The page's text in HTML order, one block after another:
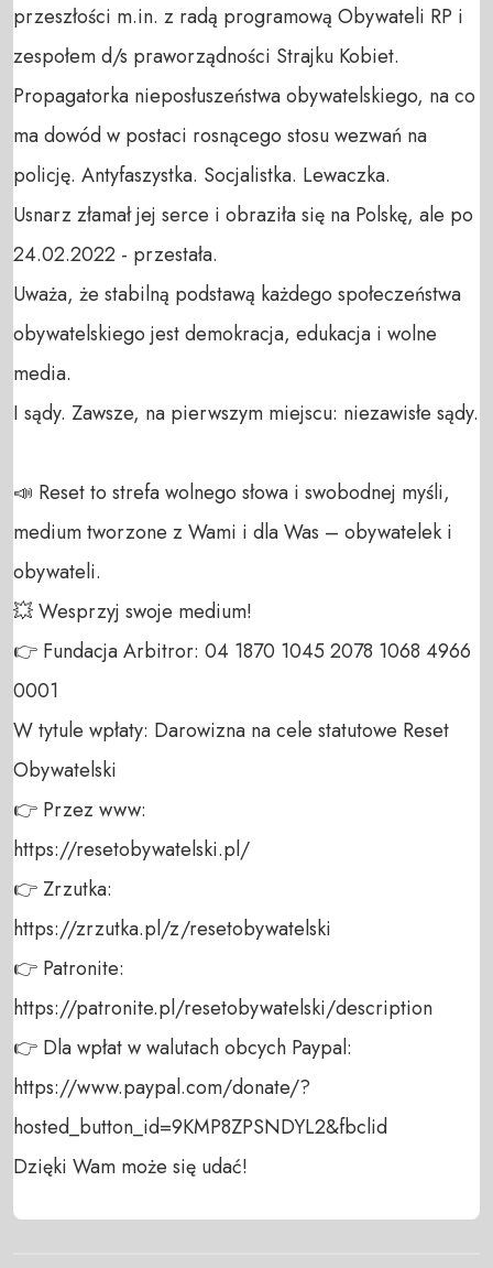
przeszłości m.in. z radą programową Obywateli RP i
zespołem d/s praworządności Strajku Kobiet.
Propagatorka nieposłuszeństwa obywatelskiego, na co
ma dowód w postaci rosnącego stosu wezwań na
policję. Antyfaszystka. Socjalistka. Lewaczka.
Usnarz złamał jej serce i obraziła się na Polskę, ale po
24.02.2022 - przestała.
Uważa, że stabilną podstawą każdego społeczeństwa
obywatelskiego jest demokracja, edukacja i wolne
media.
I sądy. Zawsze, na pierwszym miejscu: niezawisłe sądy.
📣 Reset to strefa wolnego słowa i swobodnej myśli,
medium tworzone z Wami i dla Was – obywatelek i
obywateli.
💥 Wesprzyj swoje medium!
👉 Fundacja Arbitror: 04 1870 1045 2078 1068 4966
0001
W tytule wpłaty: Darowizna na cele statutowe Reset
Obywatelski
👉 Przez www:
https://resetobywatelski.pl/
👉 Zrzutka:
https://zrzutka.pl/z/resetobywatelski
👉 Patronite:
https://patronite.pl/resetobywatelski/description
👉 Dla wpłat w walutach obcych Paypal:
https://www.paypal.com/donate/?
hosted_button_id=9KMP8ZPSNDYL2&fbclid
Dzięki Wam może się udać!